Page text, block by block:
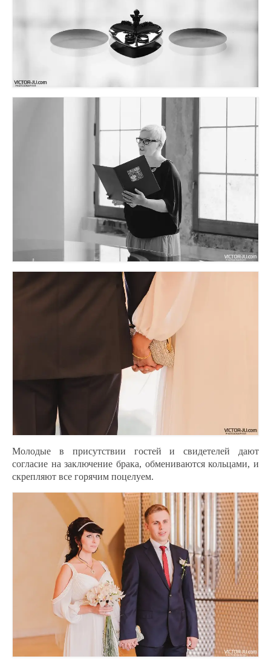
Молодые в присутствии гостей и свидетелей дают
согласие на заключение брака, обмениваются кольцами, и
скрепляют все горячим поцелуем.